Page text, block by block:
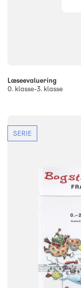
Læseevaluering
0. klasse-3. klasse
SERIE